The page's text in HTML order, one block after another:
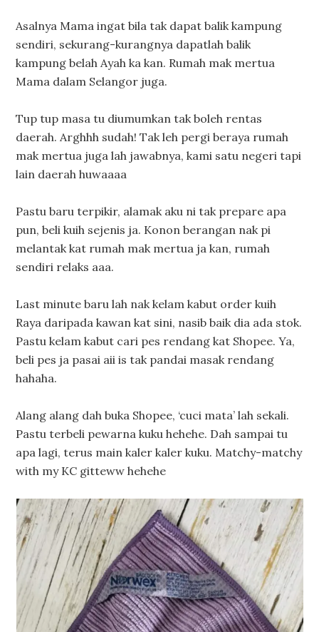
Asalnya Mama ingat bila tak dapat balik kampung
sendiri, sekurang-kurangnya dapatlah balik
kampung belah Ayah ka kan. Rumah mak mertua
Mama dalam Selangor juga.
Tup tup masa tu diumumkan tak boleh rentas
daerah. Arghhh sudah! Tak leh pergi beraya rumah
mak mertua juga lah jawabnya, kami satu negeri tapi
lain daerah huwaaaa
Pastu baru terpikir, alamak aku ni tak prepare apa
pun, beli kuih sejenis ja. Konon berangan nak pi
melantak kat rumah mak mertua ja kan, rumah
sendiri relaks aaa.
Last minute baru lah nak kelam kabut order kuih
Raya daripada kawan kat sini, nasib baik dia ada stok.
Pastu kelam kabut cari pes rendang kat Shopee. Ya,
beli pes ja pasai aii is tak pandai masak rendang
hahaha.
Alang alang dah buka Shopee, ‘cuci mata’ lah sekali.
Pastu terbeli pewarna kuku hehehe. Dah sampai tu
apa lagi, terus main kaler kaler kuku. Matchy-matchy
with my KC gitteww hehehe